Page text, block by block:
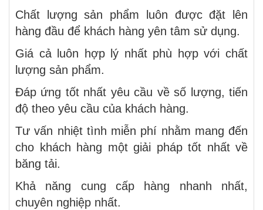
Chất lượng sản phẩm luôn được đặt lên
hàng đầu để khách hàng yên tâm sử dụng.
Giá cả luôn hợp lý nhất phù hợp với chất
lượng sản phẩm.
Đáp ứng tốt nhất yêu cầu về số lượng, tiến
độ theo yêu cầu của khách hàng.
Tư vấn nhiệt tình miễn phí nhằm mang đến
cho khách hàng một giải pháp tốt nhất về
băng tải.
Khả năng cung cấp hàng nhanh nhất,
chuyên nghiệp nhất.